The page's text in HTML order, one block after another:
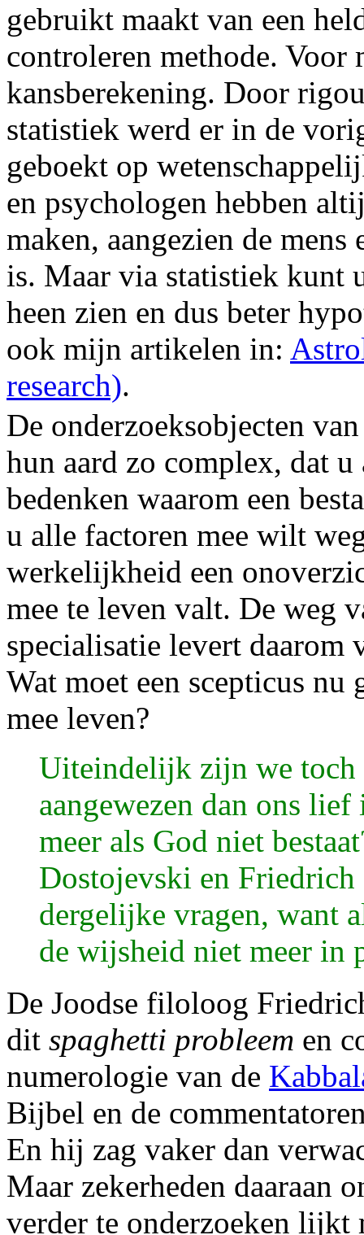
gebruikt maakt van een
controleren methode.
kansberekening. Door
statistiek werd er in de
geboekt op
en psychologen hebben
maken, aangezien de
is. Maar via statistiek kunt
heen zien en dus beter
ook mijn artikelen in:
research).
De onderzoeksobjecten
hun aard zo complex, dat
bedenken waarom een
u alle factoren mee wilt
werkelijkheid een
mee te leven valt. De weg
specialisatie levert daarom
Wat moet een scepticus
mee leven?
Uiteindelijk zijn we toch
aangewezen dan ons
meer als God niet
Dostojevski en Friedrich
dergelijke vragen, want
de wijsheid niet meer in
De Joodse filoloog
dit spaghetti probleem en
numerologie van de
Bijbel en de
En hij zag vaker dan
Maar zekerheden daaraan
verder te onderzoeken lijkt